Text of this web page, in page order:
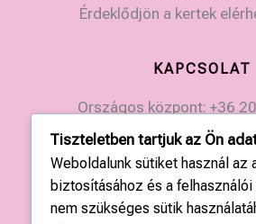
Érdeklődjön a kertek
KAPCSOLAT
Országos központ: +36
Tiszteletben tartjuk az Ön
Weboldalunk sütiket használ az
biztosításához és a
nem szükséges sütik